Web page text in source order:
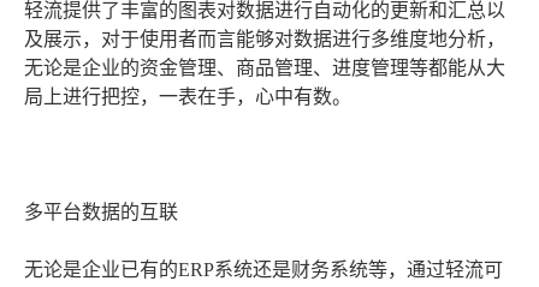
轻流提供了丰富的图表对数据进行自动化的更新和汇总以
及展示，对于使用者而言能够对数据进行多维度地分析，
无论是企业的资金管理、商品管理、进度管理等都能从大
局上进行把控，一表在手，心中有数。
多平台数据的互联
无论是企业已有的ERP系统还是财务系统等，通过轻流可